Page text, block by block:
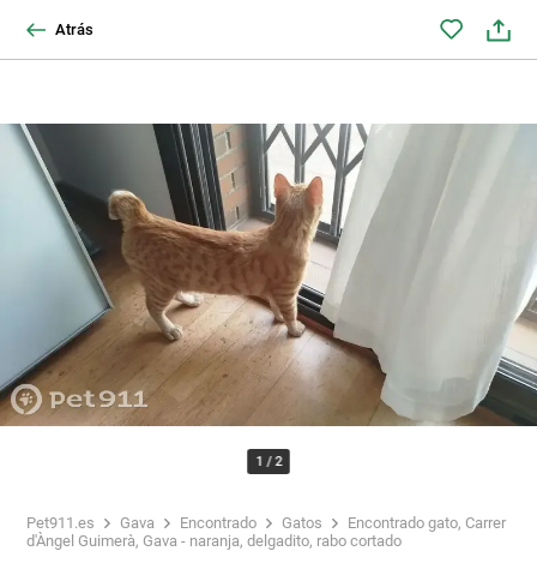
Atrás
1 /2
Pet911.es Gava Encontrado Gatos
Encontrado gato, Carrer
d'Àngel Guimerà, Gava - naranja, delgadito, rabo cortado